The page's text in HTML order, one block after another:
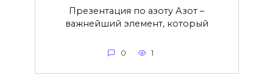
Презентация по азоту Азот –
важнейший элемент, который
0 1